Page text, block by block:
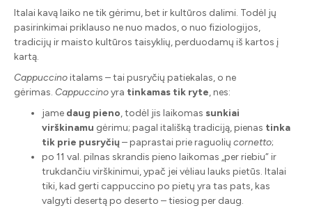
Italai kavą laiko ne tik gėrimu, bet ir kultūros dalimi. Todėl jų
pasirinkimai priklauso ne nuo mados, o nuo fiziologijos,
tradicijų ir maisto kultūros taisyklių, perduodamų iš kartos į
kartą.
Cappuccinoitalams – tai pusryčių patiekalas, o ne
gėrimas. Cappuccinoyra tinkamas tik ryte, nes:
jame daug pieno, todėl jis laikomas sunkiai
virškinamu gėrimu; pagal itališką tradiciją, pienas tinka
tik prie pusryčių– paprastai prie raguolių cornetto;
po 11 val. pilnas skrandis pieno laikomas „per riebiu“ ir
trukdančiu virškinimui, ypač jei vėliau lauks pietūs. Italai
tiki, kad gerti cappuccino po pietų yra tas pats, kas
valgyti desertą po deserto – tiesiog per daug.